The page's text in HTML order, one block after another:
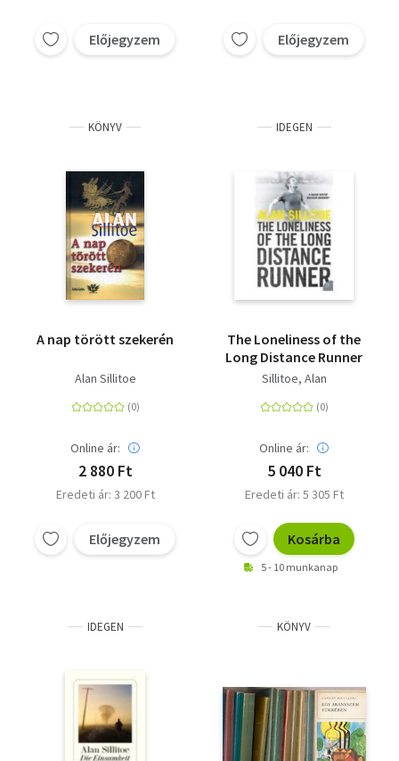
Előjegyzem Előjegyzem
KÖNYV
A nap törött szekerén
Alan Sillitoe
Online ár:
2 880 Ft
Eredeti ár: 3 200 Ft
Előjegyzem
IDEGEN
The Loneliness of the
Long Distance Runner
Sillitoe, Alan
Online ár:
5 040 Ft
Eredeti ár: 5 305 Ft
Kosárba
5 - 10 munkanap
IDEGEN KÖNYV